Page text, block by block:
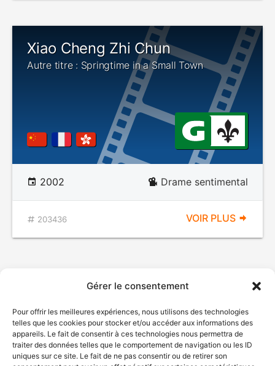
Gérer le consentement
Pour offrir les meilleures expériences, nous utilisons des technologies
telles que les cookies pour stocker et/ou accéder aux informations des
appareils. Le fait de consentir à ces technologies nous permettra de
traiter des données telles que le comportement de navigation ou les ID
uniques sur ce site. Le fait de ne pas consentir ou de retirer son
Xiao Cheng Zhi Chun
Autre titre : Springtime in a Small Town
2002 Drame sentimental
203436 VOIR PLUS
© Gouvernement du Québec, 2026